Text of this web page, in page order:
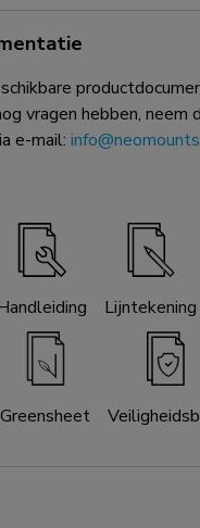
vragen hebben, neem
e-mail:
Lijntekening
Greensheet